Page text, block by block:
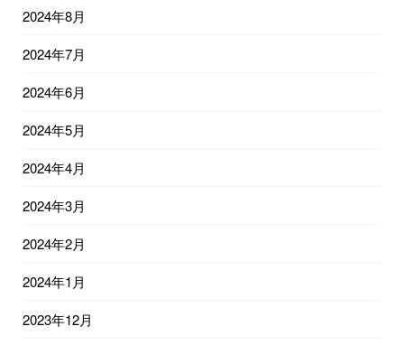
2024年8月
2024年7月
2024年6月
2024年5月
2024年4月
2024年3月
2024年2月
2024年1月
2023年12月